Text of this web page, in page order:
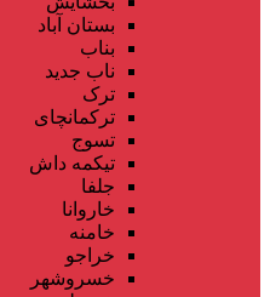
بستان آباد
بناب
ناب جدید
ترک
ترکمانچای
تسوج
تیکمه داش
جلفا
خاروانا
خامنه
خراجو
خسروشهر